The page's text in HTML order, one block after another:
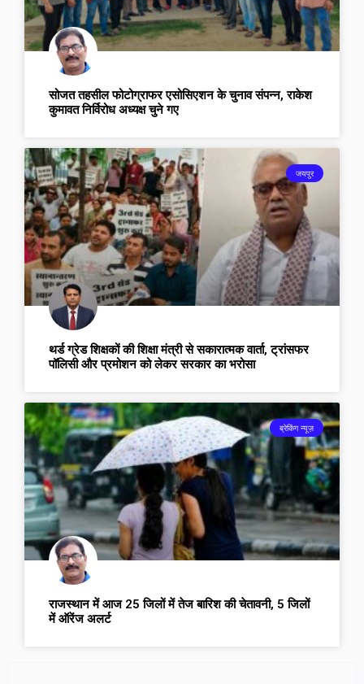
सोजत तहसील फोटोग्राफर एसोसिएशन के चुनाव संपन्न, राकेश
कुमावत निर्विरोध अध्यक्ष चुने गए
जयपुर
थर्ड ग्रेड शिक्षकों की शिक्षा मंत्री से सकारात्मक वार्ता, ट्रांसफर
पॉलिसी और प्रमोशन को लेकर सरकार का भरोसा
ब्रेकिंग न्यूज़
राजस्थान में आज 25 जिलों में तेज बारिश की चेतावनी, 5 जिलों
में ऑरेंज अलर्ट